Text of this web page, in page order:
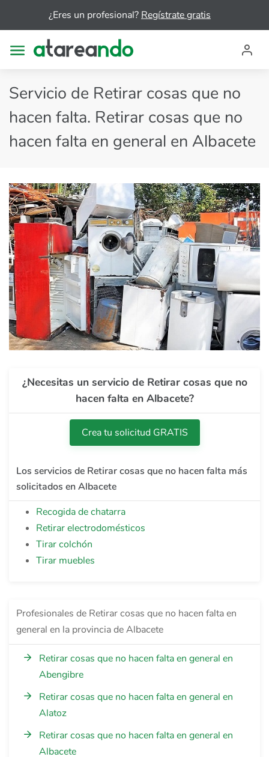
¿Eres un profesional?Regístrate gratis
Servicio de Retirar cosas que no
hacen falta. Retirar cosas que no
hacen falta en general en Albacete
¿Necesitas un servicio de Retirar cosas que no
hacen falta en Albacete?
Crea tu solicitud GRATIS
Los servicios de Retirar cosas que no hacen falta más
solicitados en Albacete
Recogida de chatarra
Retirar electrodomésticos
Tirar colchón
Tirar muebles
Profesionales de Retirar cosas que no hacen falta en
general en la provincia de Albacete
Retirar cosas que no hacen falta en general en
Abengibre
Retirar cosas que no hacen falta en general en
Alatoz
Retirar cosas que no hacen falta en general en
Albacete